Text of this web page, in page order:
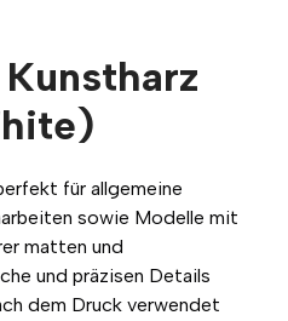
für allgemeine
sowie Modelle mit
matten und
und präzisen Details
dem Druck verwendet